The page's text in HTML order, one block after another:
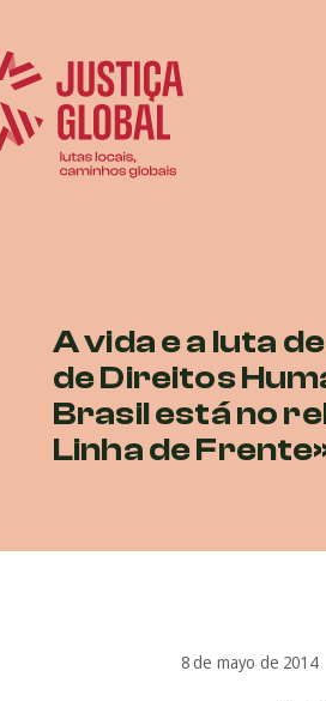
A vida e a luta
de Direitos
Brasil está no
Linha de
8 de mayo de 2014